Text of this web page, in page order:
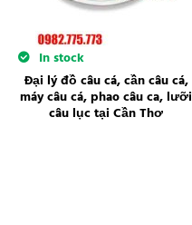
In stock
Đại lý đồ câu cá, cần câu cá,
máy câu cá, phao câu ca, lưỡi
câu lục tại Cần Thơ